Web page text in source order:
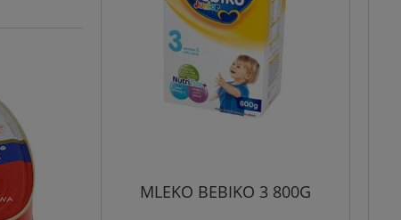
MLEKO BEBIKO 3 800G